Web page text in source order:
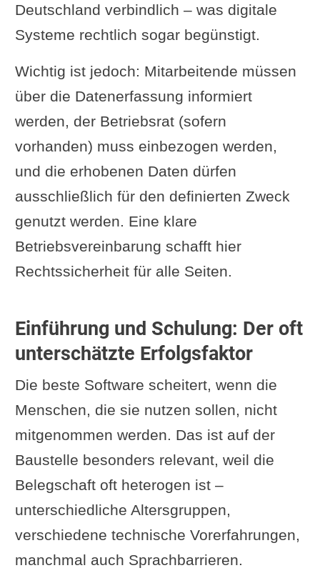
Deutschland verbindlich – was digitale
Systeme rechtlich sogar begünstigt.
Wichtig ist jedoch: Mitarbeitende müssen
über die Datenerfassung informiert
werden, der Betriebsrat (sofern
vorhanden) muss einbezogen werden,
und die erhobenen Daten dürfen
ausschließlich für den definierten Zweck
genutzt werden. Eine klare
Betriebsvereinbarung schafft hier
Rechtssicherheit für alle Seiten.
Einführung und Schulung: Der oft
unterschätzte Erfolgsfaktor
Die beste Software scheitert, wenn die
Menschen, die sie nutzen sollen, nicht
mitgenommen werden. Das ist auf der
Baustelle besonders relevant, weil die
Belegschaft oft heterogen ist –
unterschiedliche Altersgruppen,
verschiedene technische Vorerfahrungen,
manchmal auch Sprachbarrieren.